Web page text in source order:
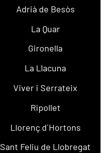
Adrià de Besòs
La Quar
Gironella
La Llacuna
Viver i Serrateix
Ripollet
Llorenç d´Hortons
Sant Feliu de Llobregat